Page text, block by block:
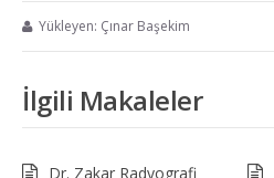
Yükleyen: Çınar Başekim
İlgili Makaleler
Dr. Zakar Radyografi